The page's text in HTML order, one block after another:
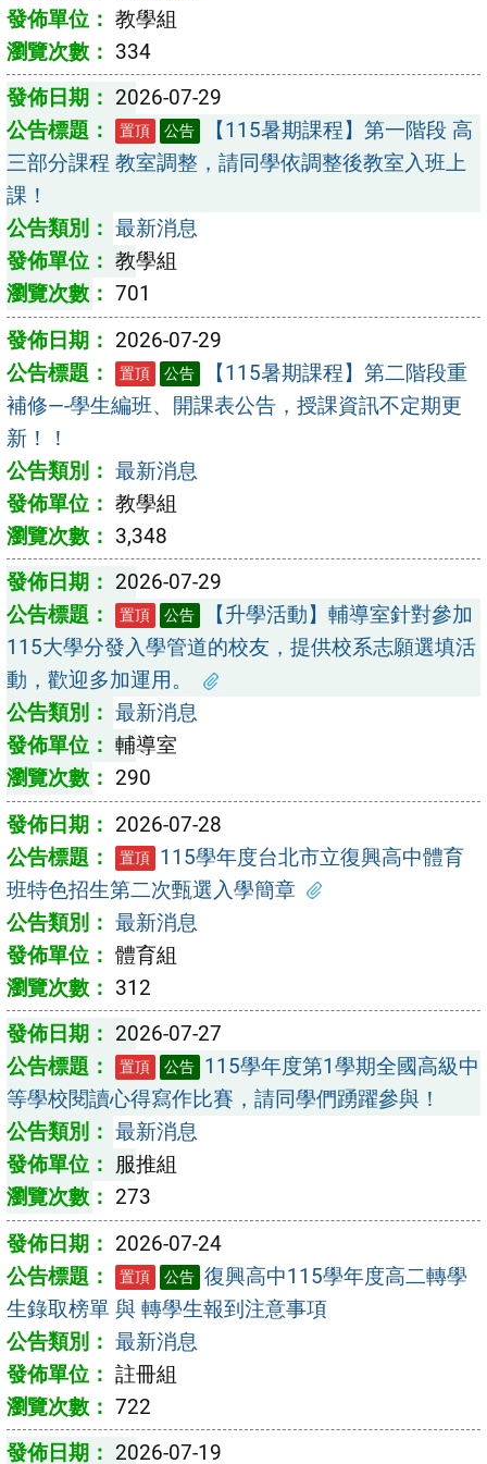
教學組
334
2026-07-29
置頂 公告
【115暑期課程】第一階段 高
三部分課程 教室調整，請同學依調整後教室入班上
課！
最新消息
教學組
701
2026-07-29
置頂 公告
【115暑期課程】第二階段重
補修—-學生編班、開課表公告，授課資訊不定期更
新！！
最新消息
教學組
3,348
2026-07-29
置頂 公告
【升學活動】輔導室針對參加
115大學分發入學管道的校友，提供校系志願選填活
動，歡迎多加運用。
最新消息
輔導室
290
2026-07-28
置頂 115學年度台北市立復興高中體育
班特色招生第二次甄選入學簡章
最新消息
體育組
312
2026-07-27
置頂 公告 115學年度第1學期全國高級中
等學校閱讀心得寫作比賽，請同學們踴躍參與！
最新消息
服推組
273
2026-07-24
置頂 公告 復興高中115學年度高二轉學
生錄取榜單 與 轉學生報到注意事項
最新消息
註冊組
722
2026-07-19